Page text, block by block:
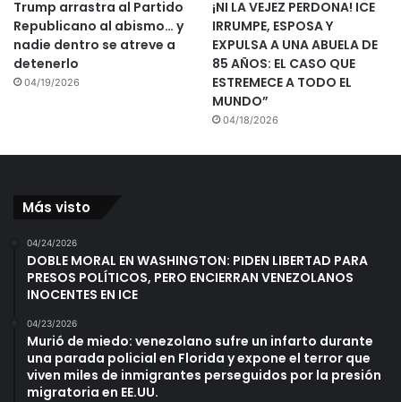
Trump arrastra al Partido
Republicano al abismo… y
nadie dentro se atreve a
detenerlo
04/19/2026
¡NI LA VEJEZ PERDONA! ICE
IRRUMPE, ESPOSA Y
EXPULSA A UNA ABUELA DE
85 AÑOS: EL CASO QUE
ESTREMECE A TODO EL
MUNDO”
04/18/2026
Más visto
04/24/2026
DOBLE MORAL EN WASHINGTON: PIDEN LIBERTAD PARA
PRESOS POLÍTICOS, PERO ENCIERRAN VENEZOLANOS
INOCENTES EN ICE
04/23/2026
Murió de miedo: venezolano sufre un infarto durante
una parada policial en Florida y expone el terror que
viven miles de inmigrantes perseguidos por la presión
migratoria en EE.UU.